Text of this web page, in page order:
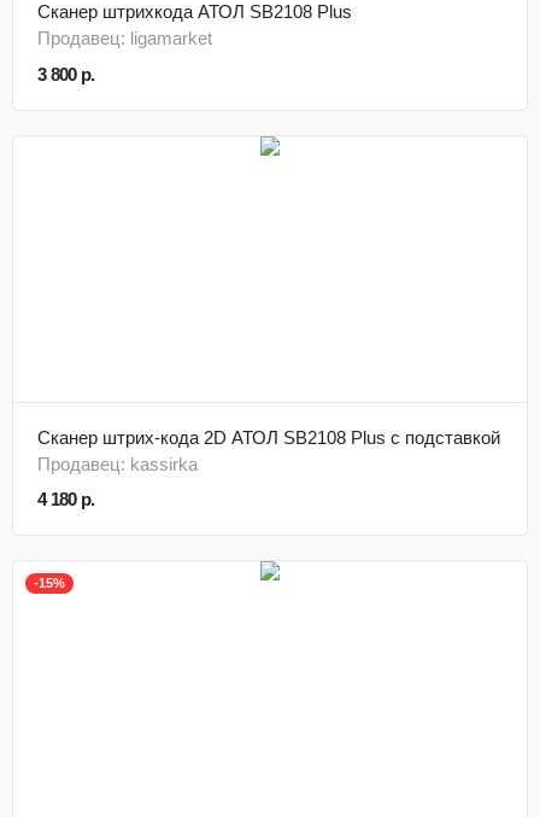
Сканер штрихкода АТОЛ SB2108 Plus
Продавец: ligamarket
3 800 р.
Сканер штрих-кода 2D АТОЛ SB2108 Plus с подставкой
Продавец: kassirka
4 180 р.
-15%